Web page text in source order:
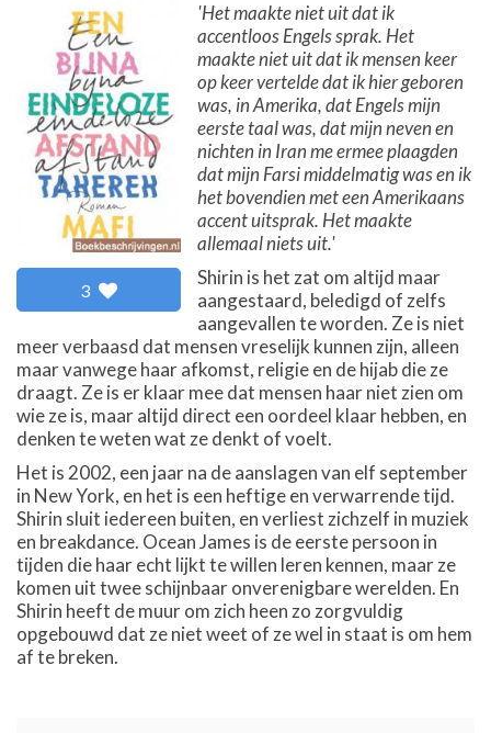
3
'Het maakte niet uit dat ik
accentloos Engels sprak. Het
maakte niet uit dat ik mensen keer
op keer vertelde dat ik hier geboren
was, in Amerika, dat Engels mijn
eerste taal was, dat mijn neven en
nichten in Iran me ermee plaagden
dat mijn Farsi middelmatig was en ik
het bovendien met een Amerikaans
accent uitsprak. Het maakte
allemaal niets uit.'
Shirin is het zat om altijd maar
aangestaard, beledigd of zelfs
aangevallen te worden. Ze is niet
meer verbaasd dat mensen vreselijk kunnen zijn, alleen
maar vanwege haar afkomst, religie en de hijab die ze
draagt. Ze is er klaar mee dat mensen haar niet zien om
wie ze is, maar altijd direct een oordeel klaar hebben, en
denken te weten wat ze denkt of voelt.
Het is 2002, een jaar na de aanslagen van elf september
in New York, en het is een heftige en verwarrende tijd.
Shirin sluit iedereen buiten, en verliest zichzelf in muziek
en breakdance. Ocean James is de eerste persoon in
tijden die haar echt lijkt te willen leren kennen, maar ze
komen uit twee schijnbaar onverenigbare werelden. En
Shirin heeft de muur om zich heen zo zorgvuldig
opgebouwd dat ze niet weet of ze wel in staat is om hem
af te breken.